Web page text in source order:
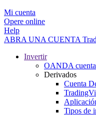
Mi cuenta
Opere online
Help
ABRA UNA CUENTA
Invertir
OANDA
Derivados
Cuenta
Tipos de